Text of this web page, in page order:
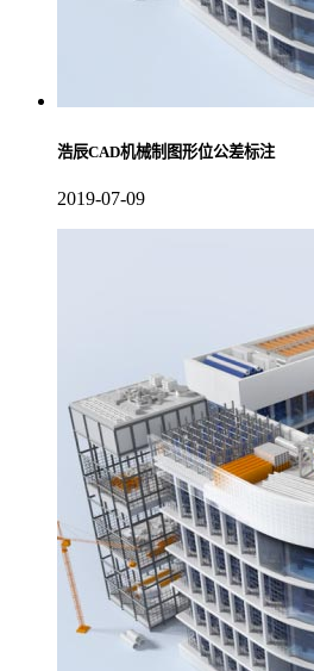
浩辰CAD机械制图形位公差标注
2019-07-09